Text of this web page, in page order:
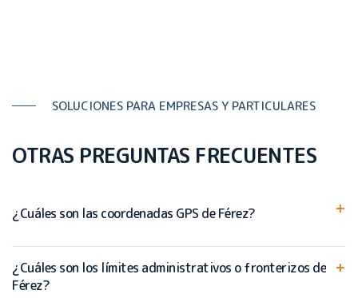
SOLUCIONES PARA EMPRESAS Y PARTICULARES
OTRAS PREGUNTAS FRECUENTES
¿Cuáles son las coordenadas GPS de Férez?
¿Cuáles son los límites administrativos o fronterizos de
Férez?